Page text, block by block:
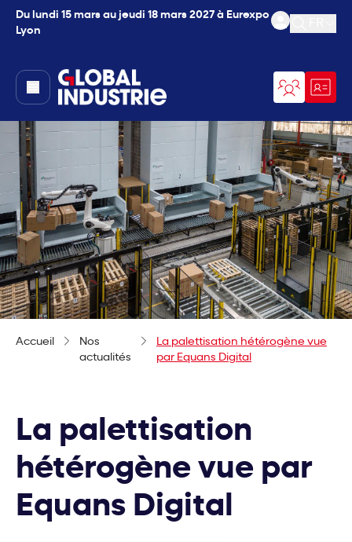
Du lundi 15 mars au jeudi 18 mars 2027 à Eurexpo
Lyon
Ouvrir
page.home
Accueil
Nos
actualités
La palettisation hétérogène vue
par Equans Digital
La palettisation
hétérogène vue par
Equans Digital